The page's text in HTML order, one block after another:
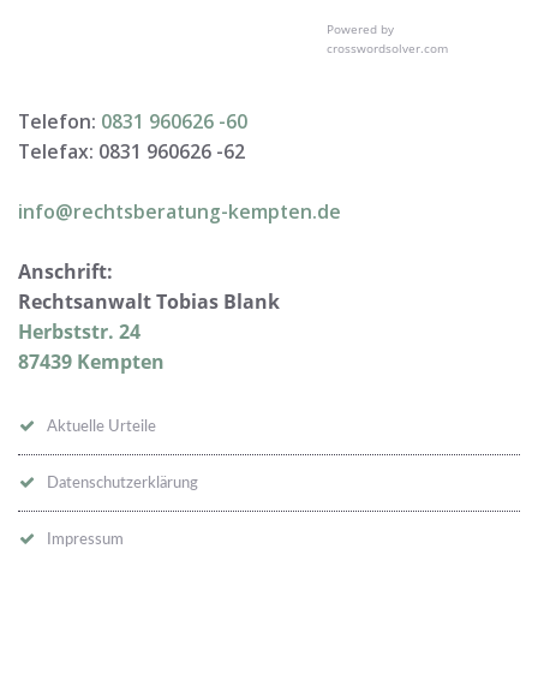
Powered by
crosswordsolver.com
Telefon: 0831 960626 -60
Telefax: 0831 960626 -62
info@rechtsberatung-kempten.de
Anschrift:
Rechtsanwalt Tobias Blank
Herbststr. 24
87439 Kempten
Aktuelle Urteile
Datenschutzerklärung
Impressum